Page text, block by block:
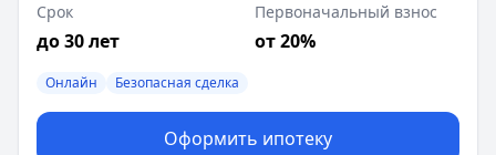
Срок
до 30 лет
Первоначальный взнос
от 20%
Онлайн Безопасная сделка
Оформить ипотеку